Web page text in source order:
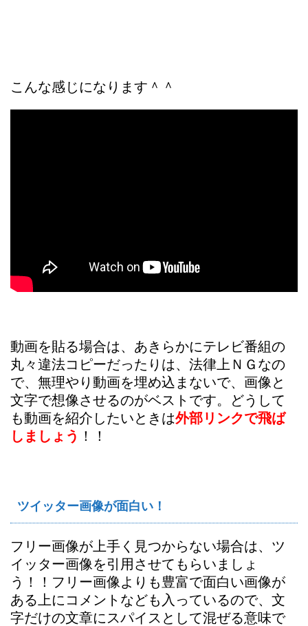
こんな感じになります＾＾
動画を貼る場合は、あきらかにテレビ番組の
丸々違法コピーだったりは、法律上ＮＧなの
で、無理やり動画を埋め込まないで、画像と
文字で想像させるのがベストです。どうして
も動画を紹介したいときは外部リンクで飛ば
しましょう ！！
ツイッター画像が面白い！
フリー画像が上手く見つからない場合は、ツ
イッター画像を引用させてもらいましょ
う！！フリー画像よりも豊富で面白い画像が
ある上にコメントなども入っているので、文
字だけの文章にスパイスとして混ぜる意味で